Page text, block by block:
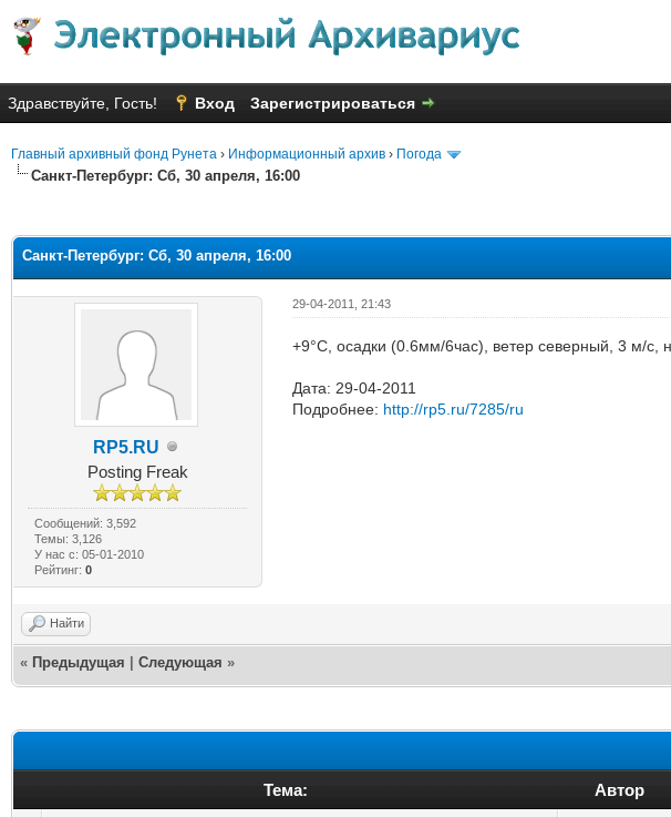
Здравствуйте, Гость! Вход Зарегистрироваться
Главный архивный фонд Рунета › Информационный архив › Погода
Санкт-Петербург: Сб, 30 апреля, 16:00
Санкт-Петербург: Сб, 30 апреля, 16:00
RP5.RU
Posting Freak
Сообщений: 3,592
Темы: 3,126
У нас с: 05-01-2010
Рейтинг:0
29-04-2011, 21:43
+9°C, осадки (0.6мм/6час), ветер северный, 3 м/с,
Дата: 29-04-2011
Подробнее: http://rp5.ru/7285/ru
Найти
« Предыдущая Следующая »
Тема: Автор